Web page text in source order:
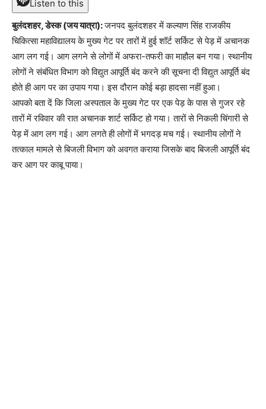
Listen to this
बुलंदशहर, डेस्क (जय यात्रा):जनपद बुलंदशहर में कल्याण सिंह राजकीय
चिकित्सा महाविद्यालय के मुख्य गेट पर तारों में हुई शॉर्ट सर्किट से पेड़ में अचानक
आग लग गई। आग लगने से लोगों में अफरा-तफरी का माहौल बन गया। स्थानीय
लोगों ने संबंधित विभाग को विद्युत आपूर्ति बंद करने की सूचना दी विद्युत आपूर्ति बंद
होते ही आग पर का उपाय गया। इस दौरान कोई बड़ा हादसा नहीं हुआ।
आपको बता दें कि जिला अस्पताल के मुख्य गेट पर एक पेड़ के पास से गुजर रहे
तारों में रविवार की रात अचानक शार्ट सर्किट हो गया। तारों से निकली चिंगारी से
पेड़ में आग लग गई। आग लगते ही लोगों में भगदड़ मच गई। स्थानीय लोगों ने
तत्काल मामले से बिजली विभाग को अवगत कराया जिसके बाद बिजली आपूर्ति बंद
कर आग पर काबू पाया।